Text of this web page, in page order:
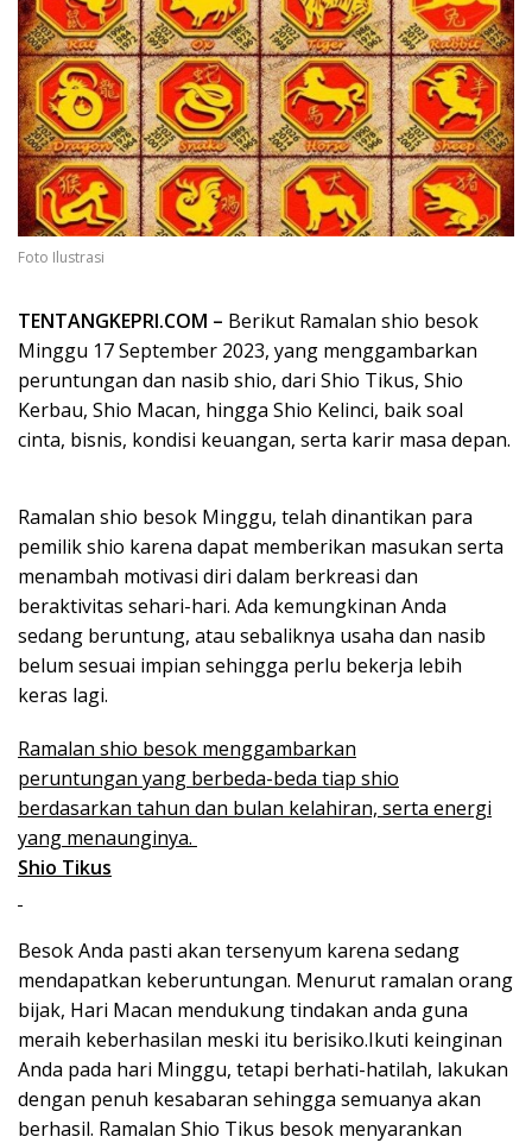
Foto Ilustrasi
TENTANGKEPRI.COM – Berikut Ramalan shio besok
Minggu 17 September 2023, yang menggambarkan
peruntungan dan nasib shio, dari Shio Tikus, Shio
Kerbau, Shio Macan, hingga Shio Kelinci, baik soal
cinta, bisnis, kondisi keuangan, serta karir masa depan.
Ramalan shio besok Minggu, telah dinantikan para
pemilik shio karena dapat memberikan masukan serta
menambah motivasi diri dalam berkreasi dan
beraktivitas sehari-hari. Ada kemungkinan Anda
sedang beruntung, atau sebaliknya usaha dan nasib
belum sesuai impian sehingga perlu bekerja lebih
keras lagi.
Ramalan shio besok menggambarkan
peruntungan yang berbeda-beda tiap shio
berdasarkan tahun dan bulan kelahiran, serta energi
yang menaunginya.
Shio Tikus
Besok Anda pasti akan tersenyum karena sedang
mendapatkan keberuntungan. Menurut ramalan orang
bijak, Hari Macan mendukung tindakan anda guna
meraih keberhasilan meski itu berisiko.Ikuti keinginan
Anda pada hari Minggu, tetapi berhati-hatilah, lakukan
dengan penuh kesabaran sehingga semuanya akan
berhasil. Ramalan Shio Tikus besok menyarankan